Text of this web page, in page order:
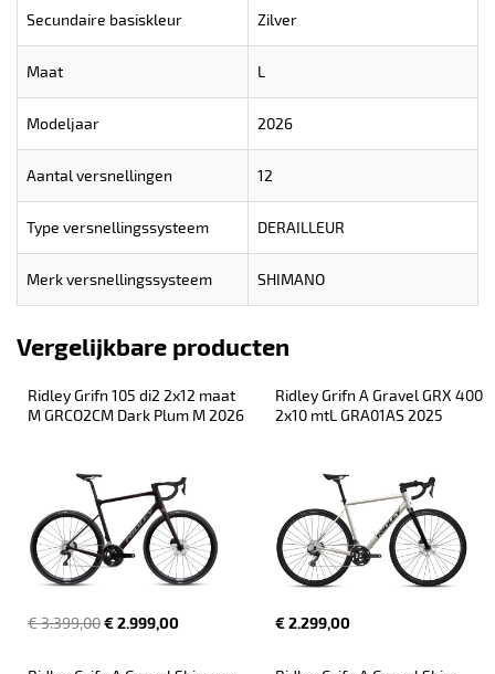
Secundaire basiskleur Zilver
Maat L
Modeljaar 2026
Aantal versnellingen 12
Type versnellingssysteem DERAILLEUR
Merk versnellingssysteem SHIMANO
Vergelijkbare producten
Ridley Grifn 105 di2 2x12 maat
M GRCO2CM Dark Plum M 2026
€ 3.399,00€ 2.999,00
Ridley Grifn A Gravel GRX 400
2x10 mtL GRA01AS 2025
€ 2.299,00